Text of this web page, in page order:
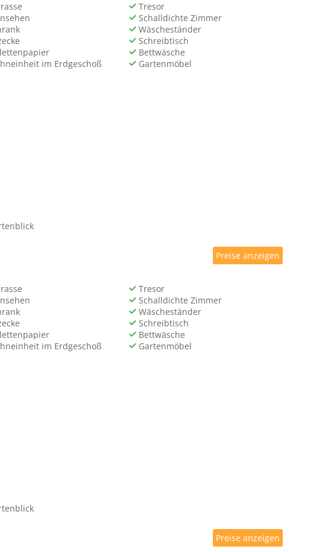
Tresor
Schalldichte Zimmer
Wäscheständer
Schreibtisch
Bettwäsche
im Erdgeschoß Gartenmöbel
Tresor
Schalldichte Zimmer
Wäscheständer
Schreibtisch
Bettwäsche
im Erdgeschoß Gartenmöbel
Preise anzeigen
Preise anzeigen